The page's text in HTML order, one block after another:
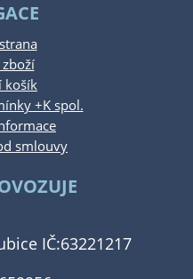
košík
+K spol.
smlouvy
IČ:63221217